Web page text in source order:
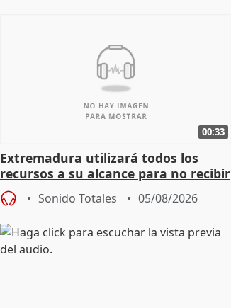
00:33
Extremadura utilizará todos los
recursos a su alcance para no recibir
más menores migrantes
Sonido Totales 05/08/2026